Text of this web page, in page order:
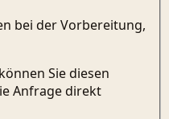
bei der Vorbereitung,
Sie diesen
Anfrage direkt